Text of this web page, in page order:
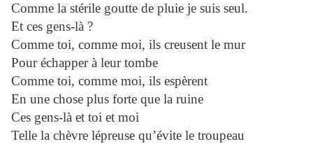
Comme la stérile goutte de pluie je suis seul.
Et ces gens-là ?
Comme toi, comme moi, ils creusent le mur
Pour échapper à leur tombe
Comme toi, comme moi, ils espèrent
En une chose plus forte que la ruine
Ces gens-là et toi et moi
Telle la chèvre lépreuse qu’évite le troupeau